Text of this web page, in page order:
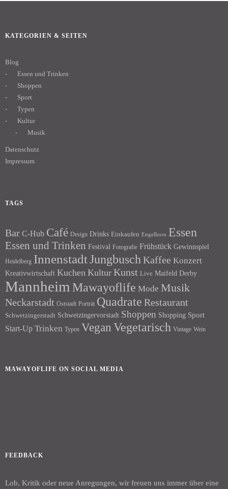
KATEGORIEN & SEITEN
Blog
Essen und Trinken
Shoppen
Sport
Typen
Kultur
Musik
Datenschutz
Impressum
TAGS
Bar C-Hub Café Design Drinks Einkaufen Engelhorn Essen
Essen und Trinken Festival Fotografie Frühstück Gewinnspiel
Heidelberg InnenstadtJungbusch Kaffee Konzert
Kreativwirtschaft Kuchen Kultur Kunst Live Maifeld Derby
Mannheim Mawayoflife Mode Musik
Neckarstadt Oststadt Porträt Quadrate Restaurant
Schwetzingerstadt Schwetzingervorstadt Shoppen Shopping Sport
Start-Up Trinken Typen Vegan Vegetarisch Vintage Wein
MAWAYOFLIFE ON SOCIAL MEDIA
FEEDBACK
Lob, Kritik oder neue Anregungen, wir freuen uns immer über eine